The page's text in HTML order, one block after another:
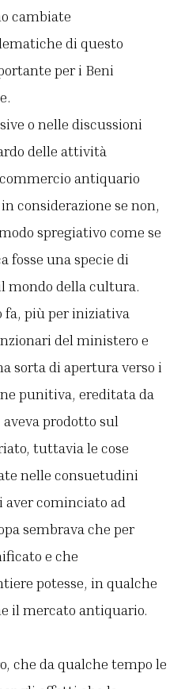
cambiate
di questo
per i Beni
o nelle discussioni
delle attività
antiquario
considerazione se non,
spregiativo come se
fosse una specie di
mondo della cultura.
fa, più per iniziativa
del ministero e
sorta di apertura verso i
punitiva, ereditata da
prodotto sul
tuttavia le cose
nelle consuetudini
aver cominciato ad
sembrava che per
e che
potesse, in qualche
il mercato antiquario.
che da qualche tempo le